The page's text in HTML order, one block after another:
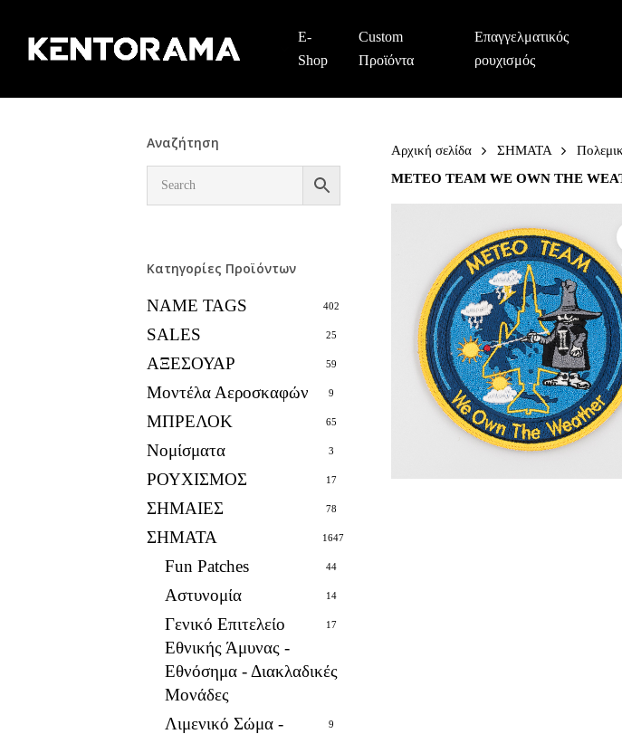
main
E-
Shop
Custom
Προϊόντα
Επαγγελματικός
ρουχισμός
Αναζήτηση
Κατηγορίες Προϊόντων
NAME TAGS 402
SALES 25
ΑΞΕΣΟΥΑΡ 59
Μοντέλα Αεροσκαφών 9
ΜΠΡΕΛΟΚ 65
Νομίσματα 3
ΡΟΥΧΙΣΜΟΣ 17
ΣΗΜΑΙΕΣ 78
ΣΗΜΑΤΑ 1647
Fun Patches 44
Αστυνομία 14
Γενικό Επιτελείο
Εθνικής Άμυνας -
Εθνόσημα - Διακλαδικές
Μονάδες
17
Λιμενικό Σώμα -
9
Αρχική σελίδα ΣΗΜΑΤΑ
METEO TEAM WE OWN THE